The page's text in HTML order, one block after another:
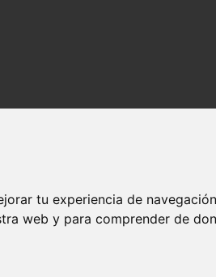
tu experiencia de
web y para comprender de